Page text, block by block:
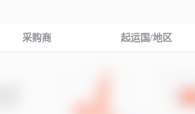
采购商 起运国/地区